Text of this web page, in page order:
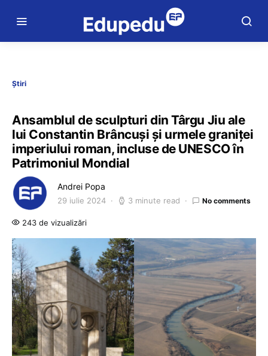
Știri
Ansamblul de sculpturi din Târgu Jiu ale
lui Constantin Brâncuși și urmele graniței
imperiului roman, incluse de UNESCO în
Patrimoniul Mondial
Andrei Popa
29 iulie 2024 3 minute read No comments
243 de vizualizări